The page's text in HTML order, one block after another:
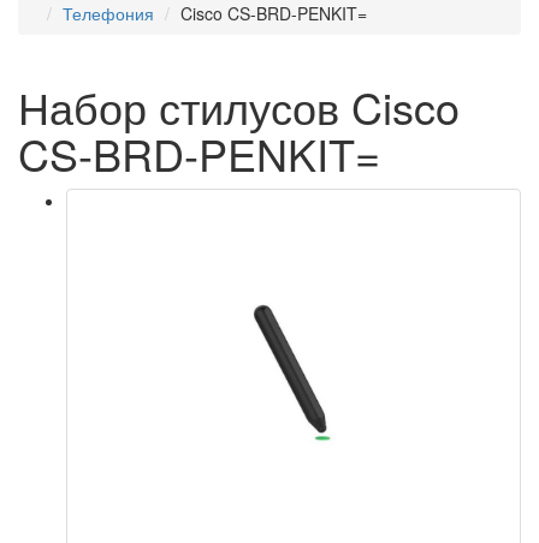
Телефония Cisco CS-BRD-PENKIT=
Набор стилусов Cisco
CS-BRD-PENKIT=